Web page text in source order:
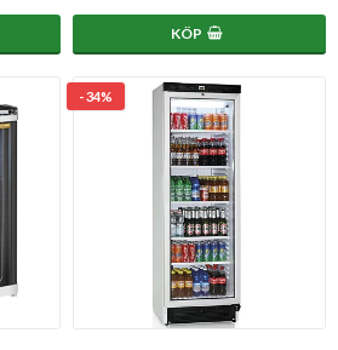
KÖP
- 34%